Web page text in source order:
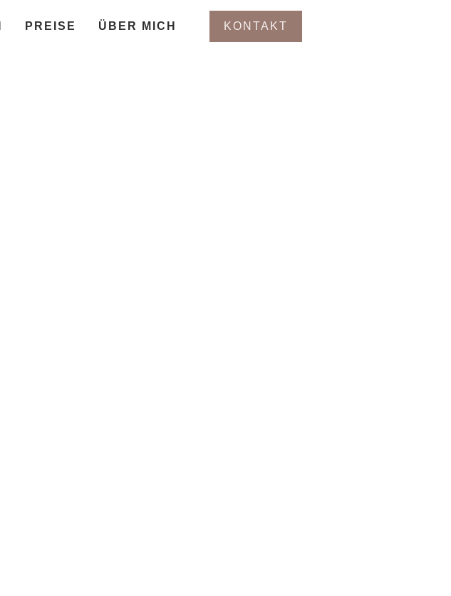
PREISE ÜBER MICH KONTAKT